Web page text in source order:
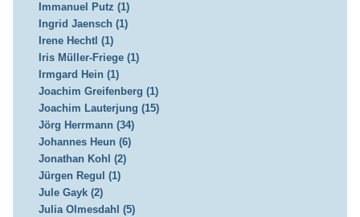
Immanuel Putz (1)
Ingrid Jaensch (1)
Irene Hechtl (1)
Iris Müller-Friege (1)
Irmgard Hein (1)
Joachim Greifenberg (1)
Joachim Lauterjung (15)
Jörg Herrmann (34)
Johannes Heun (6)
Jonathan Kohl (2)
Jürgen Regul (1)
Jule Gayk (2)
Julia Olmesdahl (5)